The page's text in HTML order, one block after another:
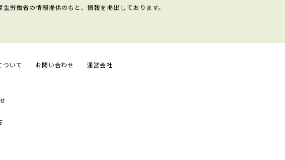
労働省の情報提供のもと、情報を掲出しております。
ついて お問い合わせ 運営会社